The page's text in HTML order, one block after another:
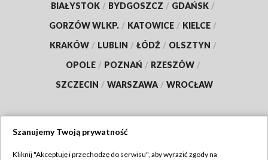
BIAŁYSTOK / BYDGOSZCZ / GDAŃSK /
GORZÓW WLKP. / KATOWICE / KIELCE /
KRAKÓW / LUBLIN / ŁÓDŹ / OLSZTYN /
OPOLE / POZNAŃ / RZESZÓW /
SZCZECIN / WARSZAWA / WROCŁAW
Szanujemy Twoją prywatność
Kliknij "Akceptuję i przechodzę do serwisu", aby wyrazić zgody na